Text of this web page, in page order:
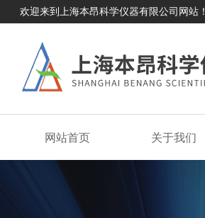
欢迎来到上海本昂科学仪器有限公司网站！
网站首页 关于我们